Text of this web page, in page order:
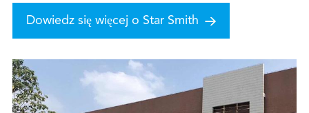
Dowiedz się więcej o Star Smith